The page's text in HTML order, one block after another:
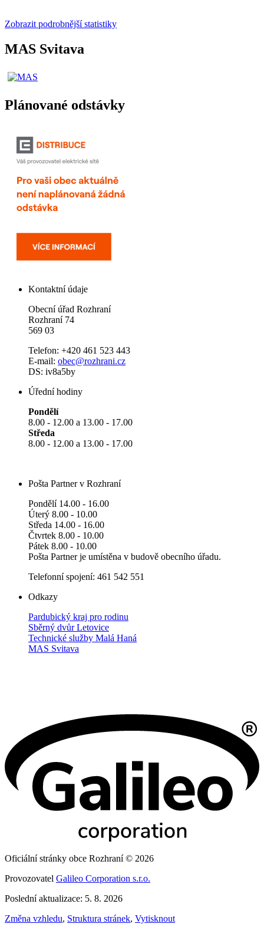
Zobrazit podrobnější statistiky
MAS Svitava
Plánované odstávky
Kontaktní údaje
Obecní úřad Rozhraní
Rozhraní 74
569 03
Telefon: +420 461 523 443
E-mail: obec@rozhrani.cz
DS: iv8a5by
Úřední hodiny
Pondělí
8.00 - 12.00 a 13.00 - 17.00
Středa
8.00 - 12.00 a 13.00 - 17.00
Pošta Partner v Rozhraní
Pondělí 14.00 - 16.00
Úterý 8.00 - 10.00
Středa 14.00 - 16.00
Čtvrtek 8.00 - 10.00
Pátek 8.00 - 10.00
Pošta Partner je umístěna v budově obecního úřadu.
Telefonní spojení: 461 542 551
Odkazy
Pardubický kraj pro rodinu
Sběrný dvůr Letovice
Technické služby Malá Haná
MAS Svitava
Oficiální stránky obce Rozhraní © 2026
Provozovatel Galileo Corporation s.r.o.
Poslední aktualizace: 5. 8. 2026
Změna vzhledu, Struktura stránek, Vytisknout